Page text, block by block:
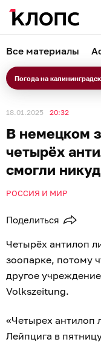
Все материалы
Погода на
18.01.2025 20:32
В немецком
четырёх
смогли
РОССИЯ И МИР
Поделиться
Четырёх антилоп
зоопарке, потому
другое
Volkszeitung.
«Четырех антилоп
Лейпцига в